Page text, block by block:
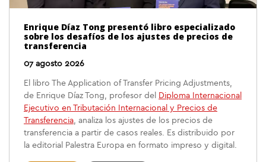
Enrique Díaz Tong presentó libro especializado
sobre los desafíos de los ajustes de precios de
transferencia
07 agosto 2026
El libro The Application of Transfer Pricing Adjustments,
de Enrique Díaz Tong, profesor del
Diploma Internacional
Ejecutivo en Tributación Internacional y Precios de
Transferencia, analiza los ajustes de los precios de
transferencia a partir de casos reales. Es distribuido por
la editorial Palestra Europa en formato impreso y digital.